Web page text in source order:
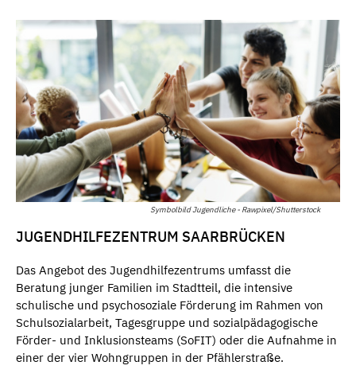
Symbolbild Jugendliche - Rawpixel/Shutterstock
JUGENDHILFEZENTRUM SAARBRÜCKEN
Das Angebot des Jugendhilfezentrums umfasst die
Beratung junger Familien im Stadtteil, die intensive
schulische und psychosoziale Förderung im Rahmen von
Schulsozialarbeit, Tagesgruppe und sozialpädagogische
Förder- und Inklusionsteams (SoFIT) oder die Aufnahme in
einer der vier Wohngruppen in der Pfählerstraße.